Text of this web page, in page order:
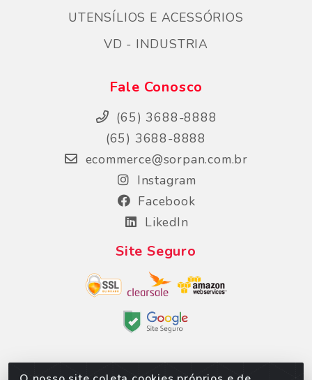
UTENSÍLIOS E ACESSÓRIOS
VD - INDUSTRIA
Fale Conosco
(65) 3688-8888
(65) 3688-8888
ecommerce@sorpan.com.br
Instagram
Facebook
LikedIn
Site Seguro